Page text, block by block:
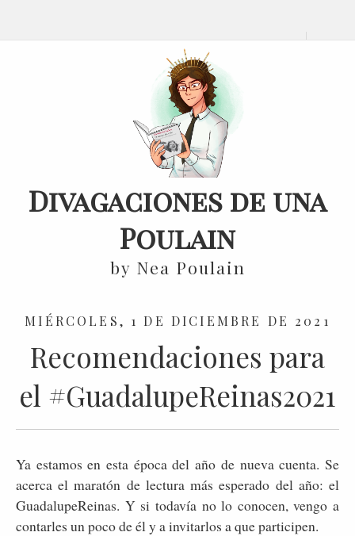
Divagaciones de una
Poulain
by Nea Poulain
MIÉRCOLES, 1 DE DICIEMBRE DE 2021
Recomendaciones para
el #GuadalupeReinas2021
Ya estamos en esta época del año de nueva cuenta. Se
acerca el maratón de lectura más esperado del año: el
GuadalupeReinas. Y si todavía no lo conocen, vengo a
contarles un poco de él y a invitarlos a que participen.